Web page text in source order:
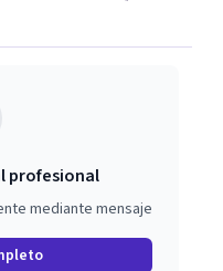
profesional
mediante mensaje